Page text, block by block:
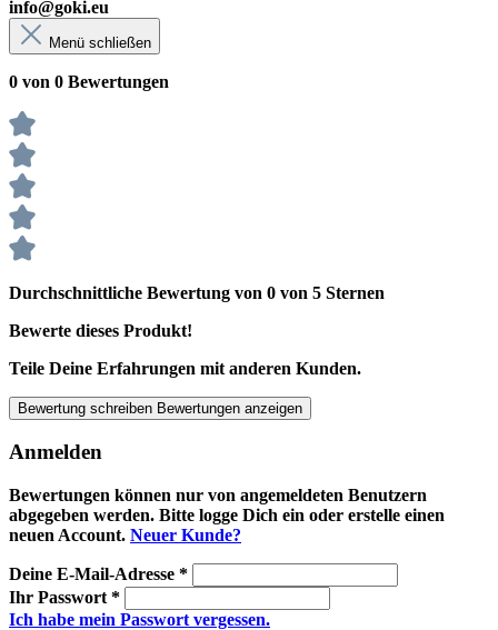
info@goki.eu
Menü schließen
0 von 0 Bewertungen
Durchschnittliche Bewertung von 0 von 5 Sternen
Bewerte dieses Produkt!
Teile Deine Erfahrungen mit anderen Kunden.
Bewertung schreiben Bewertungen anzeigen
Anmelden
Bewertungen können nur von angemeldeten Benutzern
abgegeben werden. Bitte logge Dich ein oder erstelle einen
neuen Account. Neuer Kunde?
Deine E-Mail-Adresse *
Ihr Passwort *
Ich habe mein Passwort vergessen.